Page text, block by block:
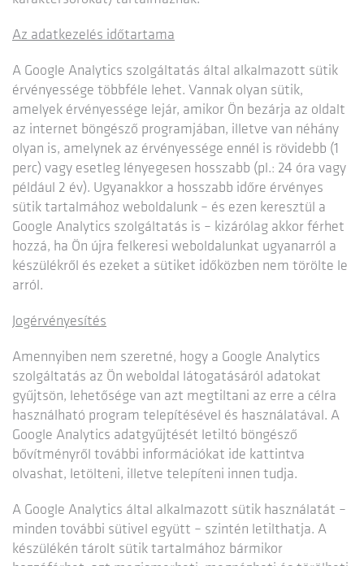
Az adatkezelés időtartama
A Google Analytics szolgáltatás által alkalmazott sütik
érvényessége többféle lehet. Vannak olyan sütik,
amelyek érvényessége lejár, amikor Ön bezárja az oldalt
az internet böngésző programjában, illetve van néhány
olyan is, amelynek az érvényessége ennél is rövidebb (1
perc) vagy esetleg lényegesen hosszabb (pl.: 24 óra vagy
például 2 év). Ugyanakkor a hosszabb időre érvényes
sütik tartalmához weboldalunk – és ezen keresztül a
Google Analytics szolgáltatás is – kizárólag akkor férhet
hozzá, ha Ön újra felkeresi weboldalunkat ugyanarról a
készülékről és ezeket a sütiket időközben nem törölte le
arról.
Jogérvényesítés
Amennyiben nem szeretné, hogy a Google Analytics
szolgáltatás az Ön weboldal látogatásáról adatokat
gyűjtsön, lehetősége van azt megtiltani az erre a célra
használható program telepítésével és használatával. A
Google Analytics adatgyűjtését letiltó böngésző
bővítményről további információkat ide kattintva
olvashat, letölteni, illetve telepíteni innen tudja.
A Google Analytics által alkalmazott sütik használatát –
minden további sütivel együtt – szintén letilthatja. A
készülékén tárolt sütik tartalmához bármikor